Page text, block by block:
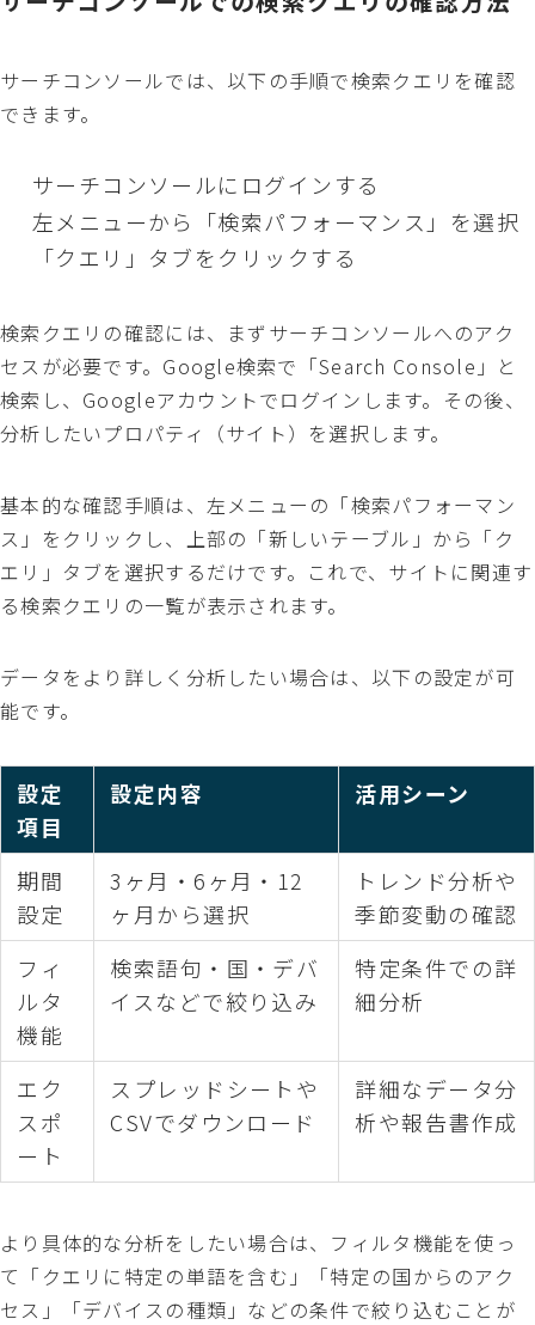
サーチコンソールでは、以下の手順で検索クエリを確認
できます。
サーチコンソールにログインする
左メニューから「検索パフォーマンス」を選択
「クエリ」タブをクリックする
検索クエリの確認には、まずサーチコンソールへのアク
セスが必要です。Google検索で「Search Console」と
検索し、Googleアカウントでログインします。その後、
分析したいプロパティ（サイト）を選択します。
基本的な確認手順は、左メニューの「検索パフォーマン
ス」をクリックし、上部の「新しいテーブル」から「ク
エリ」タブを選択するだけです。これで、サイトに関連す
る検索クエリの一覧が表示されます。
データをより詳しく分析したい場合は、以下の設定が可
能です。
設定
項目
設定内容 活用シーン
期間
設定
3ヶ月・6ヶ月・12
ヶ月から選択
トレンド分析や
季節変動の確認
フィ
ルタ
機能
検索語句・国・デバ
イスなどで絞り込み
特定条件での詳
細分析
エク
スポ
ート
スプレッドシートや
CSVでダウンロード
詳細なデータ分
析や報告書作成
より具体的な分析をしたい場合は、フィルタ機能を使っ
て「クエリに特定の単語を含む」「特定の国からのアク
セス」「デバイスの種類」などの条件で絞り込むことが